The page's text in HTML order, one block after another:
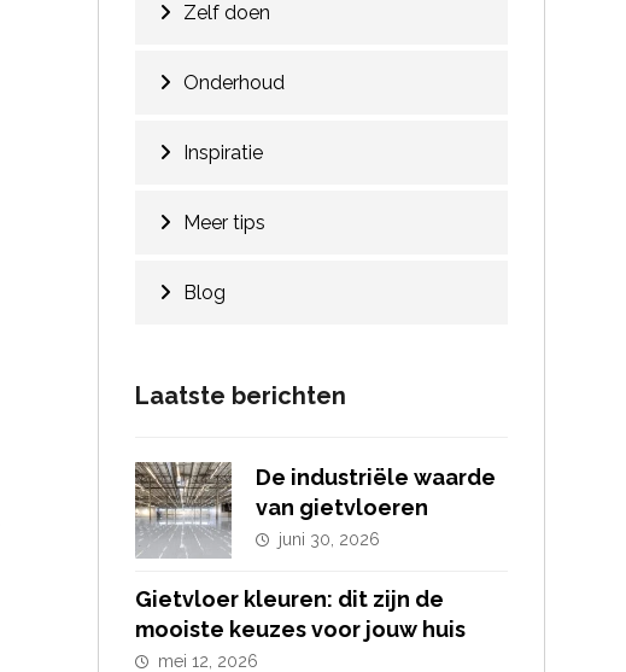
Zelf doen
Onderhoud
Inspiratie
Meer tips
Blog
Laatste berichten
De industriële waarde
van gietvloeren
juni 30, 2026
Gietvloer kleuren: dit zijn de
mooiste keuzes voor jouw huis
mei 12, 2026